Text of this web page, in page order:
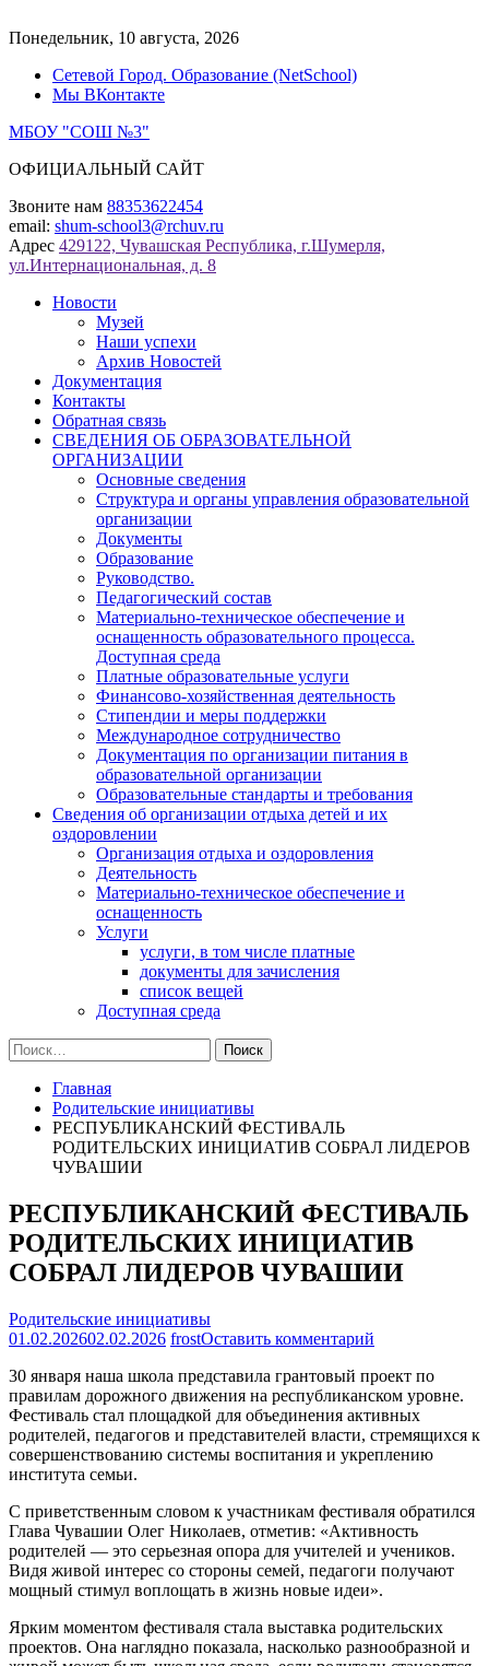
к
Понедельник, 10 августа, 2026
Сетевой Город. Образование (NetSchool)
Мы ВКонтакте
МБОУ "СОШ №3"
ОФИЦИАЛЬНЫЙ САЙТ
Звоните нам 88353622454
email: shum-school3@rchuv.ru
Адрес 429122, Чувашская Республика, г.Шумерля,
ул.Интернациональная, д. 8
Новости
Музей
Наши успехи
Архив Новостей
Документация
Контакты
Обратная связь
СВЕДЕНИЯ ОБ ОБРАЗОВАТЕЛЬНОЙ
ОРГАНИЗАЦИИ
Основные сведения
Структура и органы управления образовательной
организации
Документы
Образование
Руководство.
Педагогический состав
Материально-техническое обеспечение и
оснащенность образовательного процесса.
Доступная среда
Платные образовательные услуги
Финансово-хозяйственная деятельность
Стипендии и меры поддержки
Международное сотрудничество
Документация по организации питания в
образовательной организации
Образовательные стандарты и требования
Сведения об организации отдыха детей и их
оздоровлении
Организация отдыха и оздоровления
Деятельность
Материально-техническое обеспечение и
оснащенность
Услуги
услуги, в том числе платные
документы для зачисления
список вещей
Доступная среда
Найти:
Главная
Родительские инициативы
РЕСПУБЛИКАНСКИЙ ФЕСТИВАЛЬ
РОДИТЕЛЬСКИХ ИНИЦИАТИВ СОБРАЛ ЛИДЕРОВ
ЧУВАШИИ
РЕСПУБЛИКАНСКИЙ ФЕСТИВАЛЬ
РОДИТЕЛЬСКИХ ИНИЦИАТИВ
СОБРАЛ ЛИДЕРОВ ЧУВАШИИ
Родительские инициативы
01.02.202602.02.2026 frostОставить комментарий
ФЕСТИВАЛЬ
ИНИЦИАТИВ
СОБРАЛ
ЛИДЕРОВ
30 января наша школа представила грантовый проект по
правилам дорожного движения на республиканском уровне.
Фестиваль стал площадкой для объединения активных
родителей, педагогов и представителей власти, стремящихся к
совершенствованию системы воспитания и укреплению
института семьи.
С приветственным словом к участникам фестиваля обратился
Глава Чувашии Олег Николаев, отметив: «Активность
родителей — это серьезная опора для учителей и учеников.
Видя живой интерес со стороны семей, педагоги получают
мощный стимул воплощать в жизнь новые идеи».
Ярким моментом фестиваля стала выставка родительских
проектов. Она наглядно показала, насколько разнообразной и